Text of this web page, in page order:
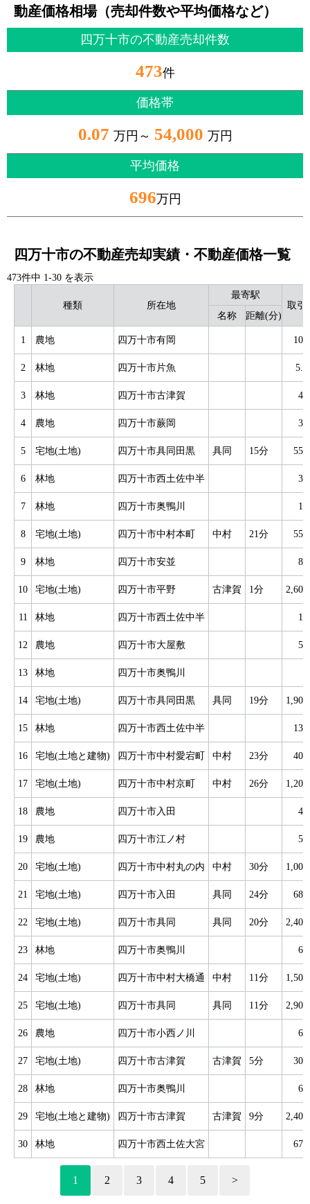
動産価格相場（売却件数や平均価格など）
四万十市の不動産売却件数
473件
価格帯
0.07 万円～ 54,000 万円
平均価格
696万円
四万十市の不動産売却実績・不動産価格一覧
473件中 1-30 を表示
種類 所在地
最寄駅
取引
名称
距離(分)
1 農地 四万十市有岡
2 林地 四万十市片魚
3 林地 四万十市古津賀
4 農地 四万十市蕨岡
5 宅地(土地) 四万十市具同田黒 具同 15分
6 林地 四万十市西土佐中半
7 林地 四万十市奥鴨川
8 宅地(土地) 四万十市中村本町 中村 21分
9 林地 四万十市安並
10 宅地(土地) 四万十市平野 古津賀 1分
11 林地 四万十市西土佐中半
12 農地 四万十市大屋敷
13 林地 四万十市奥鴨川
14 宅地(土地) 四万十市具同田黒 具同 19分
15 林地 四万十市西土佐中半
16 宅地(土地と建物) 四万十市中村愛宕町 中村 23分
17 宅地(土地) 四万十市中村京町 中村 26分
18 農地 四万十市入田
19 農地 四万十市江ノ村
20 宅地(土地) 四万十市中村丸の内 中村 30分
21 宅地(土地) 四万十市入田 具同 24分
22 宅地(土地) 四万十市具同 具同 20分
23 林地 四万十市奥鴨川
24 宅地(土地) 四万十市中村大橋通 中村 11分
25 宅地(土地) 四万十市具同 具同 11分
26 農地 四万十市小西ノ川
27 宅地(土地) 四万十市古津賀 古津賀 5分
28 林地 四万十市奥鴨川
29 宅地(土地と建物) 四万十市古津賀 古津賀 9分
30 林地 四万十市西土佐大宮
1 2 3 4 5 >